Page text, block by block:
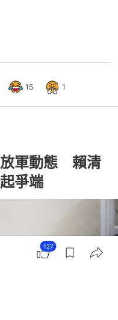
15 1
放軍動態 賴清
爭端
127